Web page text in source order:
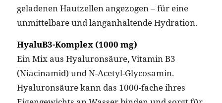
geladenen Hautzellen angezogen – für eine
unmittelbare und langanhaltende Hydration.
HyaluB3-Komplex (1000 mg)
Ein Mix aus Hyaluronsäure, Vitamin B3
(Niacinamid) und N-Acetyl-Glycosamin.
Hyaluronsäure kann das 1000-fache ihres